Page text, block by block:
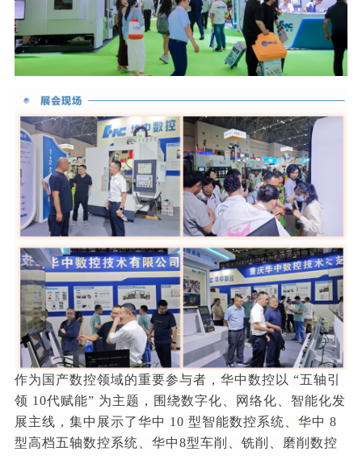
作为国产数控领域的重要参与者，华中数控以 “五轴引
领 10代赋能” 为主题，围绕数字化、网络化、智能化发
展主线，集中展示了华中 10 型智能数控系统、华中 8
型高档五轴数控系统、华中8型车削、铣削、磨削数控